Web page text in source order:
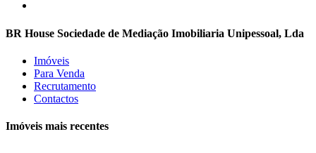
BR House Sociedade de Mediação Imobiliaria Unipessoal, Lda
Imóveis
Para Venda
Recrutamento
Contactos
Imóveis mais recentes